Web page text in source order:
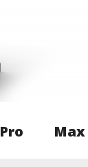
Pro Max